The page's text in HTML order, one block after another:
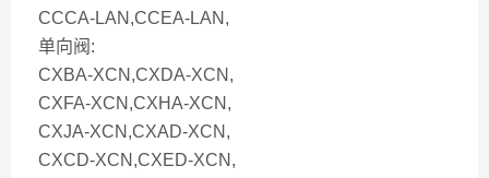
CCCA-LAN,CCEA-LAN,
单向阀:
CXBA-XCN,CXDA-XCN,
CXFA-XCN,CXHA-XCN,
CXJA-XCN,CXAD-XCN,
CXCD-XCN,CXED-XCN,